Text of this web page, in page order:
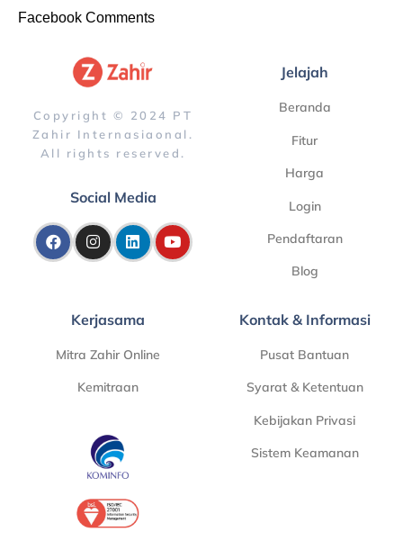
Facebook Comments
Copyright © 2024 PT
Zahir Internasiaonal.
All rights reserved.
Social Media
Jelajah
Beranda
Fitur
Harga
Login
Pendaftaran
Blog
Kerjasama
Mitra Zahir Online
Kemitraan
Kontak & Informasi
Pusat Bantuan
Syarat & Ketentuan
Kebijakan Privasi
Sistem Keamanan